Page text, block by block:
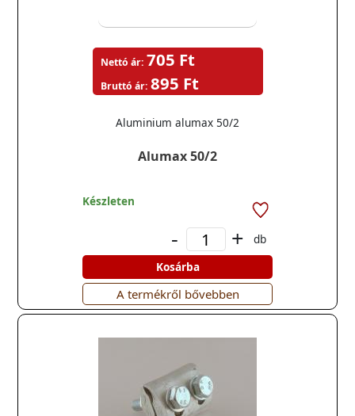
Alumax 50/2
Aluminium alumax 50/2
Nettó ár: 705 Ft
Bruttó ár: 895 Ft
Készleten
- +
db
Kosárba
A termékről bővebben